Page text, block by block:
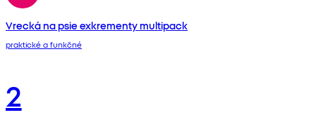
Vrecká na psie exkrementy multipack
praktické a funkčné
2